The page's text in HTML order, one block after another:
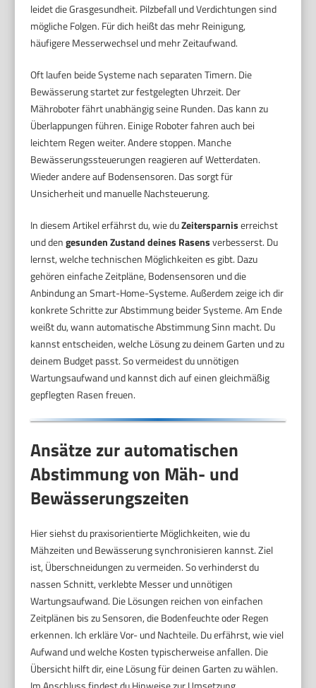
leidet die Grasgesundheit. Pilzbefall und Verdichtungen sind
mögliche Folgen. Für dich heißt das mehr Reinigung,
häufigere Messerwechsel und mehr Zeitaufwand.
Oft laufen beide Systeme nach separaten Timern. Die
Bewässerung startet zur festgelegten Uhrzeit. Der
Mähroboter fährt unabhängig seine Runden. Das kann zu
Überlappungen führen. Einige Roboter fahren auch bei
leichtem Regen weiter. Andere stoppen. Manche
Bewässerungssteuerungen reagieren auf Wetterdaten.
Wieder andere auf Bodensensoren. Das sorgt für
Unsicherheit und manuelle Nachsteuerung.
In diesem Artikel erfährst du, wie duZeitersparniserreichst
und dengesunden Zustand deines Rasensverbesserst. Du
lernst, welche technischen Möglichkeiten es gibt. Dazu
gehören einfache Zeitpläne, Bodensensoren und die
Anbindung an Smart-Home-Systeme. Außerdem zeige ich dir
konkrete Schritte zur Abstimmung beider Systeme. Am Ende
weißt du, wann automatische Abstimmung Sinn macht. Du
kannst entscheiden, welche Lösung zu deinem Garten und zu
deinem Budget passt. So vermeidest du unnötigen
Wartungsaufwand und kannst dich auf einen gleichmäßig
gepflegten Rasen freuen.
Ansätze zur automatischen
Abstimmung von Mäh- und
Bewässerungszeiten
Hier siehst du praxisorientierte Möglichkeiten, wie du
Mähzeiten und Bewässerung synchronisieren kannst. Ziel
ist, Überschneidungen zu vermeiden. So verhinderst du
nassen Schnitt, verklebte Messer und unnötigen
Wartungsaufwand. Die Lösungen reichen von einfachen
Zeitplänen bis zu Sensoren, die Bodenfeuchte oder Regen
erkennen. Ich erkläre Vor- und Nachteile. Du erfährst, wie viel
Aufwand und welche Kosten typischerweise anfallen. Die
Übersicht hilft dir, eine Lösung für deinen Garten zu wählen.